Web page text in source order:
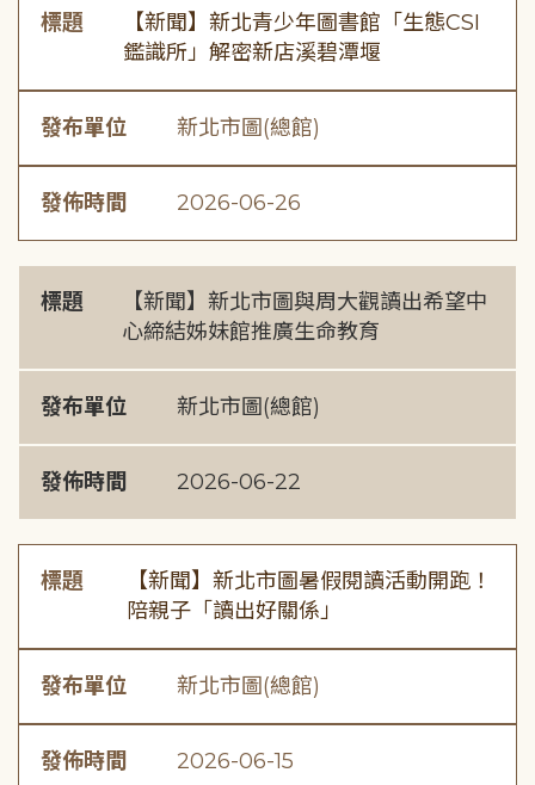
標題
【新聞】新北青少年圖書館「生態CSI
鑑識所」解密新店溪碧潭堰
發布單位 新北市圖(總館)
發佈時間 2026-06-26
標題
【新聞】新北市圖與周大觀讀出希望中
心締結姊妹館推廣生命教育
發布單位 新北市圖(總館)
發佈時間 2026-06-22
標題
【新聞】新北市圖暑假閱讀活動開跑！
陪親子「讀出好關係」
發布單位 新北市圖(總館)
發佈時間 2026-06-15